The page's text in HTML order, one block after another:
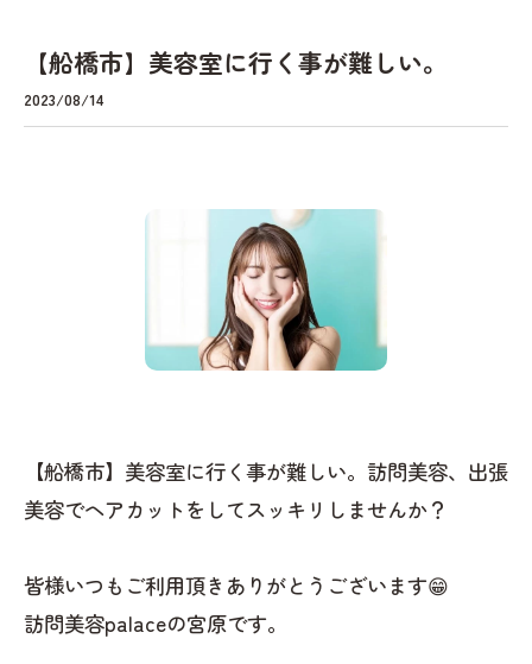
【船橋市】美容室に行く事が難しい。
2023/08/14
【船橋市】美容室に行く事が難しい。訪問美容、出張
美容でヘアカットをしてスッキリしませんか？
皆様いつもご利用頂きありがとうございます😁
訪問美容palaceの宮原です。